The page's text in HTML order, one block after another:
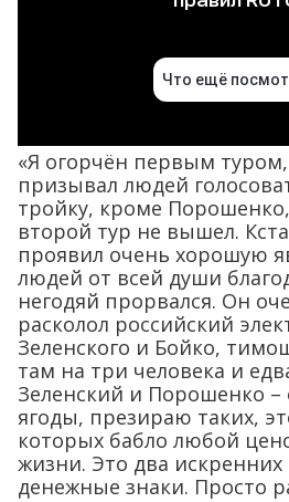
«Я огорчён первым
призывал людей
тройку, кроме
второй тур не вышел.
проявил очень хорошую
людей от всей души
негодяй прорвался. Он
расколол российский
Зеленского и Бойко,
там на три человека и
Зеленский и Порошенко –
ягоды, презираю таких,
которых бабло любой
жизни. Это два искренних
денежные знаки. Просто